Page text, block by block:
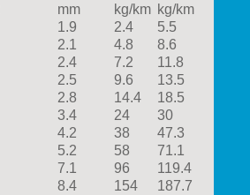
mm
kg/km kg/km
1.9 2.4
5.5
2.1 4.8
8.6
2.4 7.2
11.8
2.5 9.6
13.5
2.8 14.4
18.5
3.4 24
30
4.2 38
47.3
5.2 58
71.1
7.1 96
119.4
8.4 154
187.7